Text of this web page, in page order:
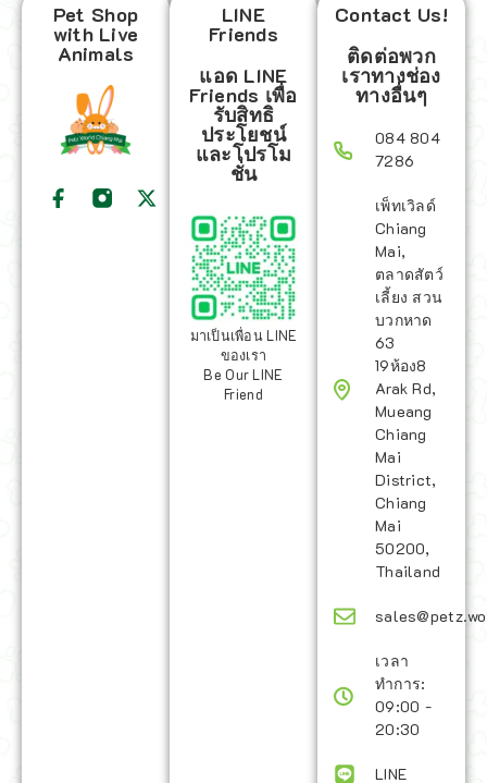
Pet Shop
with Live
Animals
LINE
Friends
แอด LINE
Friends เพื่อ
รับสิทธิ
ประโยชน์
และโปรโม
ชั่น
มาเป็นเพื่อน LINE
ของเรา
Be Our LINE
Friend
Contact Us!
ติดต่อพวก
เราทางช่อง
ทางอื่นๆ
084 804
7286
เพ็ทเวิลด์
Chiang
Mai,
ตลาดสัตว์
เลี้ยง สวน
บวกหาด
63
19ห้อง8
Arak Rd,
Mueang
Chiang
Mai
District,
Chiang
Mai
50200,
Thailand
เวลา
ทำการ:
09:00 -
20:30
LINE